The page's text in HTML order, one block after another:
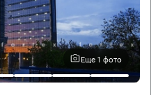
Еще 1 фото